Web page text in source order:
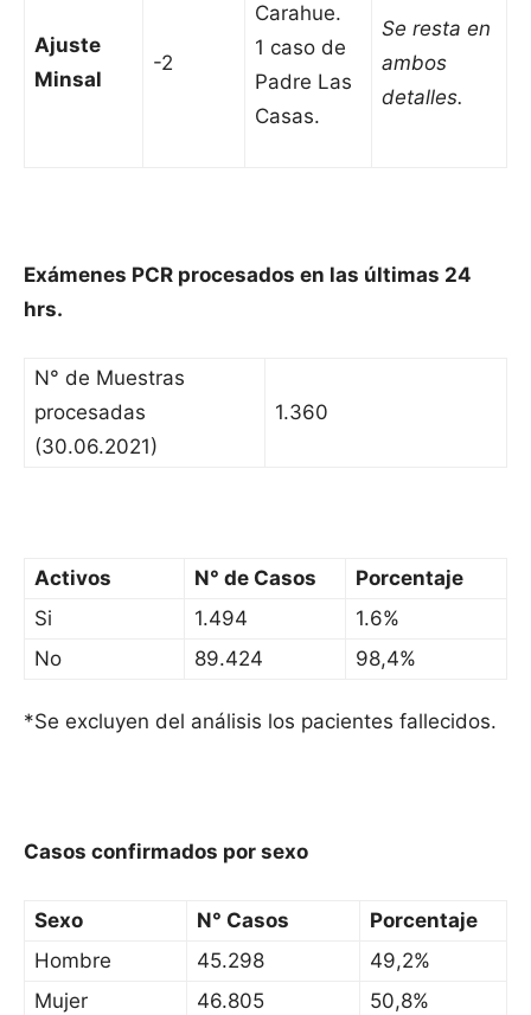
Ajuste
Minsal
-2
Carahue.
1 caso de
Padre Las
Casas.
Se resta en
ambos
detalles.
Exámenes PCR procesados en las últimas 24
hrs.
N° de Muestras
procesadas
(30.06.2021)
1.360
Activos N° de Casos
Porcentaje
Si
1.494
1.6%
No
89.424 98,4%
*Se excluyen del análisis los pacientes fallecidos.
Casos confirmados por sexo
Sexo N° Casos
Porcentaje
Hombre
45.298
49,2%
Mujer
46.805 50,8%